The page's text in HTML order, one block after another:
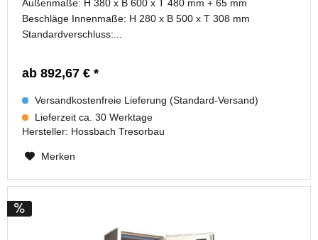
Außenmaße: H 380 x B 600 x T 480 mm + 65 mm
Beschläge Innenmaße: H 280 x B 500 x T 308 mm
Standardverschluss:...
ab 892,67 € *
Versandkostenfreie Lieferung (Standard-Versand)
Lieferzeit ca. 30 Werktage
Hersteller: Hossbach Tresorbau
Merken